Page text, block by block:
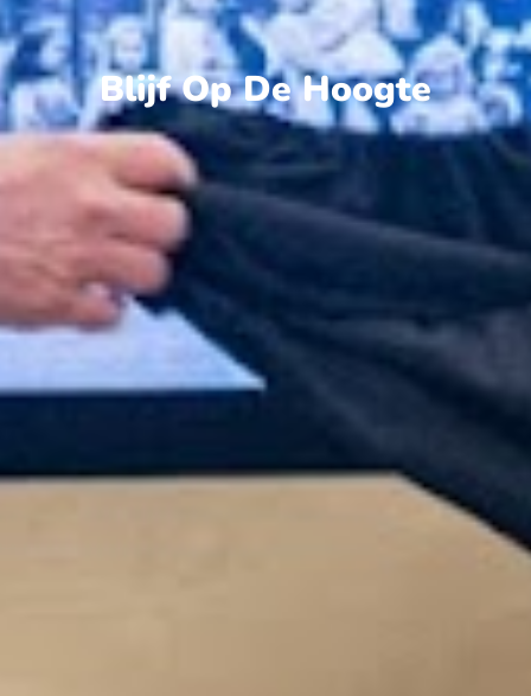
Blijf Op De Hoogte